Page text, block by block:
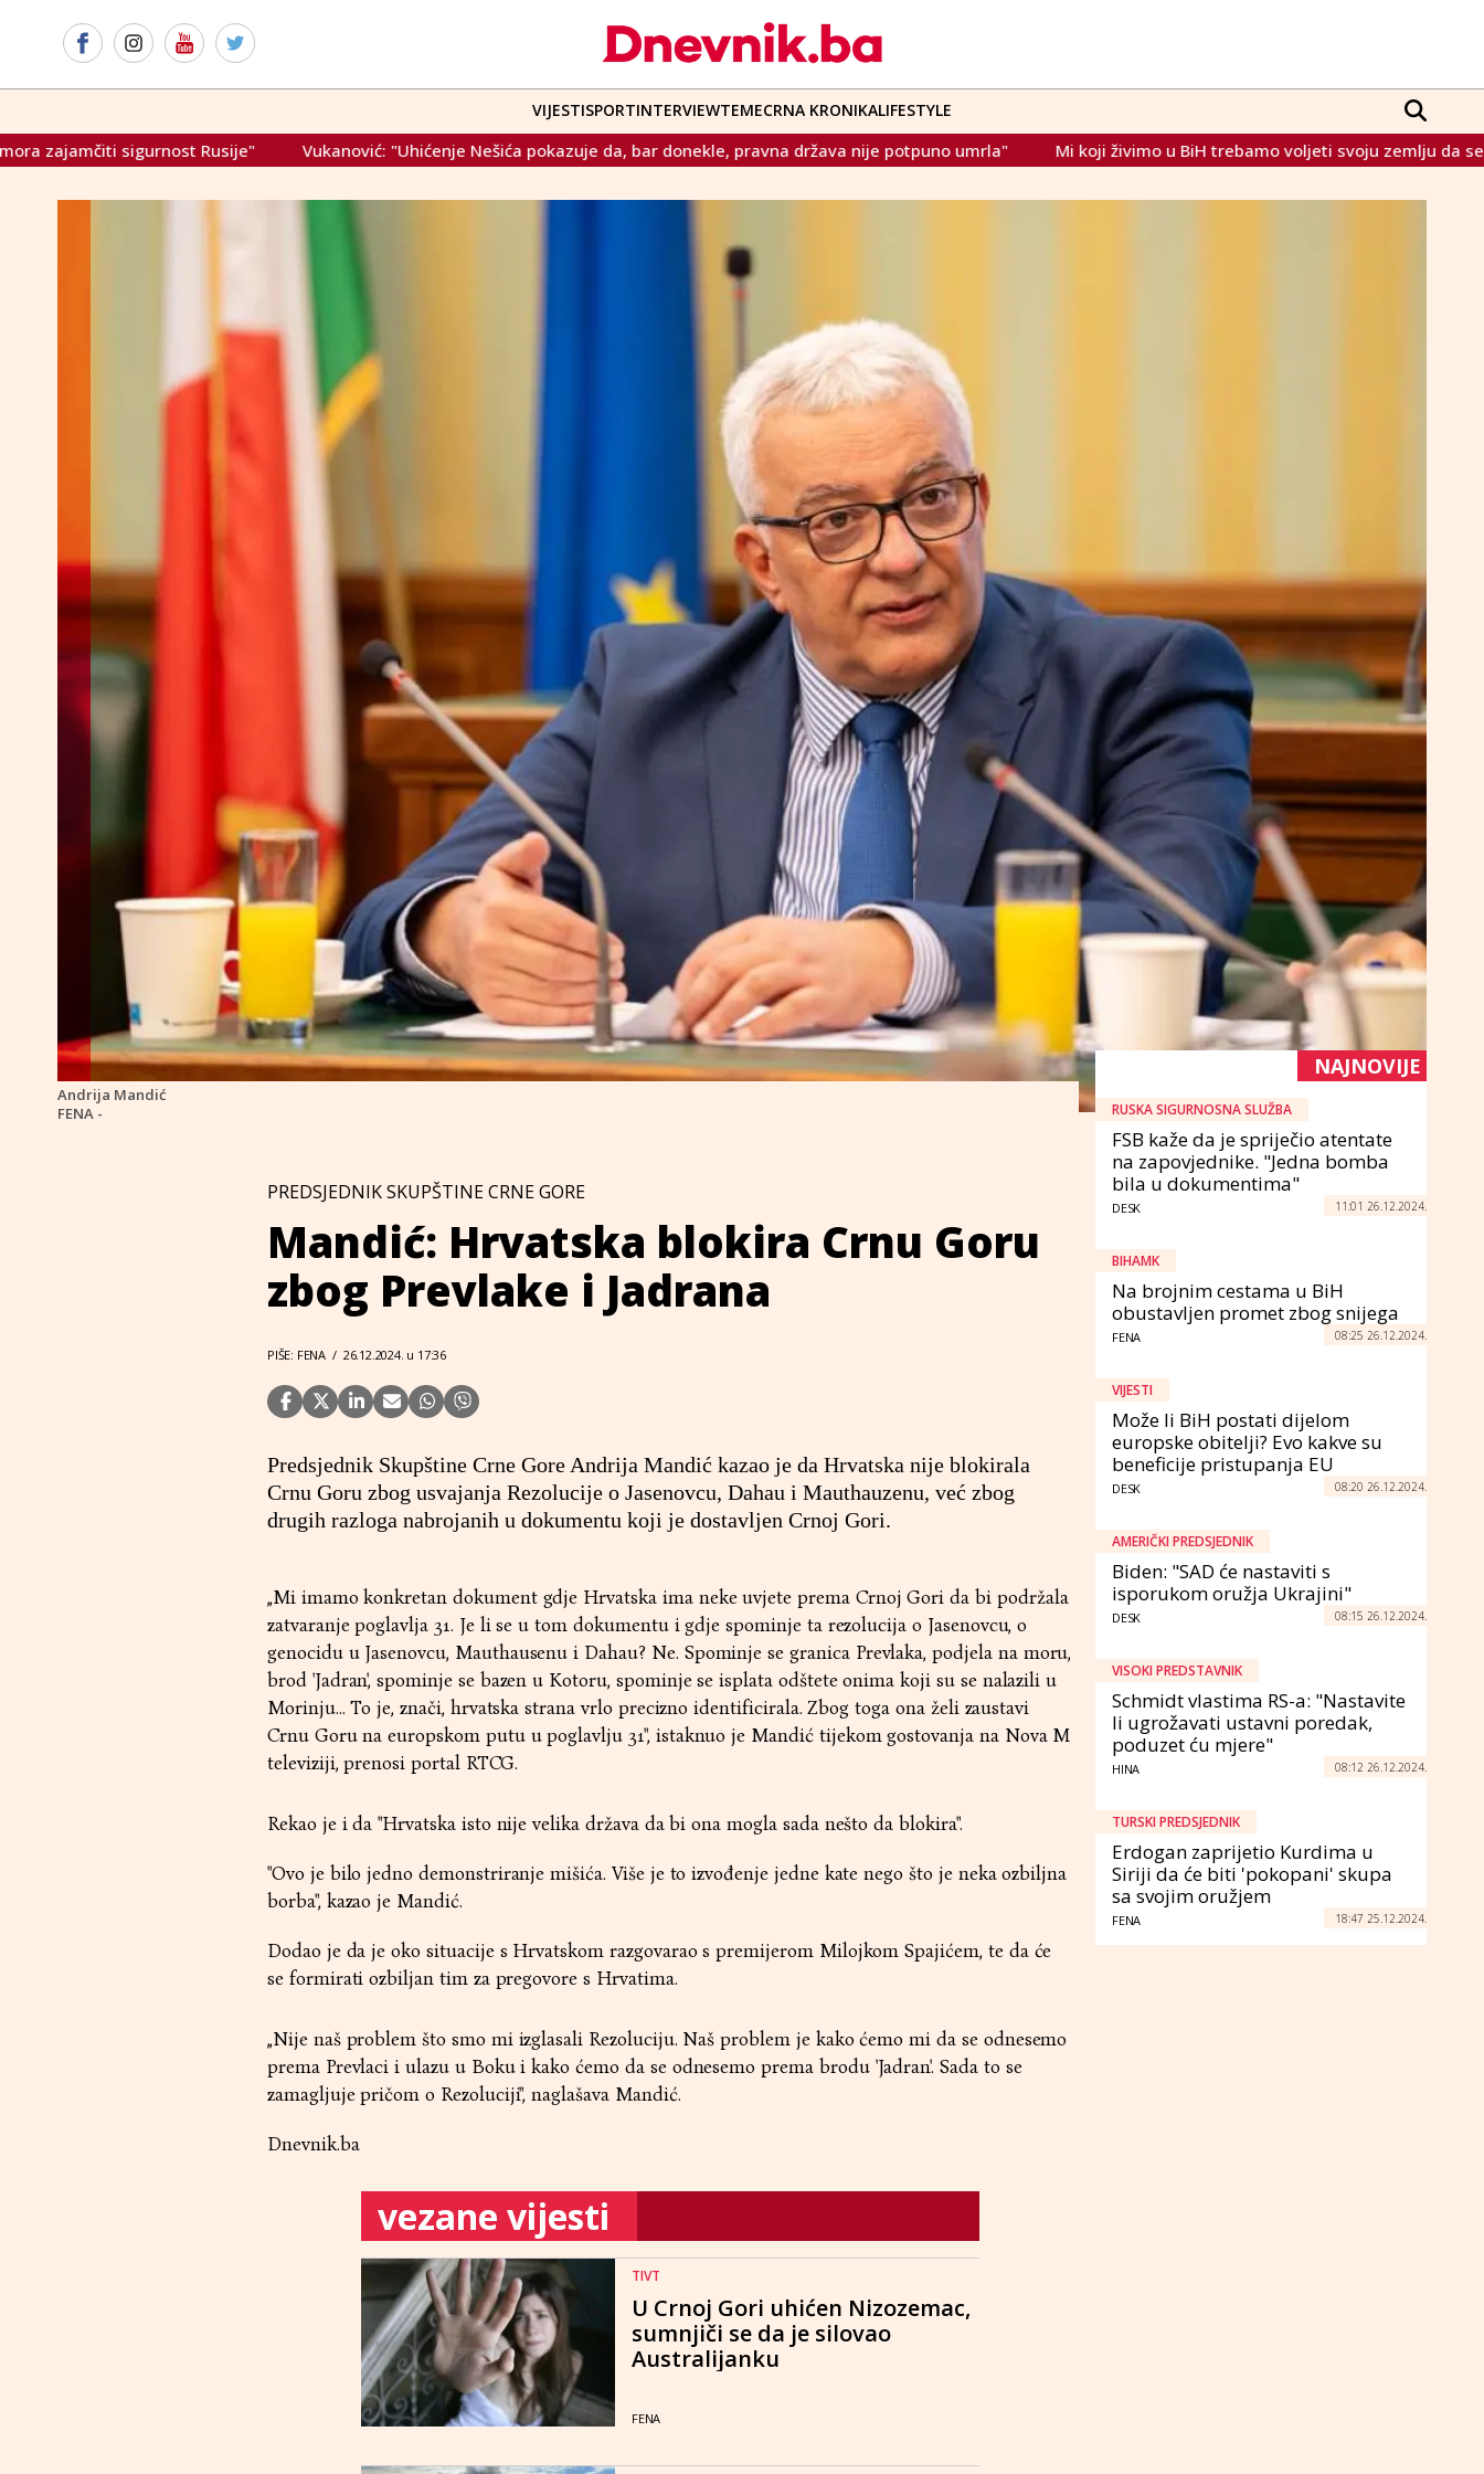
VIJESTISPORTINTERVIEWTEMECRNA KRONIKALIFESTYLE
Rusije" Vukanović: "Uhićenje Nešića pokazuje da, bar donekle, pravna država nije potpuno umrla" Mi koji živimo u BiH trebamo voljeti svoju zemlju da se svaki čovjek i narod
Andrija Mandić
FENA -
PREDSJEDNIK SKUPŠTINE CRNE GORE
Mandić: Hrvatska blokira Crnu Goru
zbog Prevlake i Jadrana
PIŠE: FENA / 26.12.2024. u 17:36
Predsjednik Skupštine Crne Gore Andrija Mandić kazao je da Hrvatska nije blokirala
Crnu Goru zbog usvajanja Rezolucije o Jasenovcu, Dahau i Mauthauzenu, već zbog
drugih razloga nabrojanih u dokumentu koji je dostavljen Crnoj Gori.
„Mi imamo konkretan dokument gdje Hrvatska ima neke uvjete prema Crnoj Gori da bi podržala
zatvaranje poglavlja 31. Je li se u tom dokumentu i gdje spominje ta rezolucija o Jasenovcu, o
genocidu u Jasenovcu, Mauthausenu i Dahau? Ne. Spominje se granica Prevlaka, podjela na moru,
brod 'Jadran', spominje se bazen u Kotoru, spominje se isplata odštete onima koji su se nalazili u
Morinju... To je, znači, hrvatska strana vrlo precizno identificirala. Zbog toga ona želi zaustavi
Crnu Goru na europskom putu u poglavlju 31", istaknuo je Mandić tijekom gostovanja na Nova M
televiziji, prenosi portal RTCG.
Rekao je i da "Hrvatska isto nije velika država da bi ona mogla sada nešto da blokira".
"Ovo je bilo jedno demonstriranje mišića. Više je to izvođenje jedne kate nego što je neka ozbiljna
borba", kazao je Mandić.
Dodao je da je oko situacije s Hrvatskom razgovarao s premijerom Milojkom Spajićem, te da će
se formirati ozbiljan tim za pregovore s Hrvatima.
„Nije naš problem što smo mi izglasali Rezoluciju. Naš problem je kako ćemo mi da se odnesemo
prema Prevlaci i ulazu u Boku i kako ćemo da se odnesemo prema brodu 'Jadran'. Sada to se
zamagljuje pričom o Rezoluciji", naglašava Mandić.
Dnevnik.ba
vezane vijesti
TIVT
U Crnoj Gori uhićen Nizozemac,
sumnjiči se da je silovao
Australijanku
FENA
NAJNOVIJE
RUSKA SIGURNOSNA SLUŽBA
FSB kaže da je spriječio atentate
na zapovjednike. "Jedna bomba
bila u dokumentima"
DESK 11:01 26.12.2024.
BIHAMK
Na brojnim cestama u BiH
obustavljen promet zbog snijega
FENA 08:25 26.12.2024.
VIJESTI
Može li BiH postati dijelom
europske obitelji? Evo kakve su
beneficije pristupanja EU
DESK 08:20 26.12.2024.
AMERIČKI PREDSJEDNIK
Biden: "SAD će nastaviti s
isporukom oružja Ukrajini"
DESK 08:15 26.12.2024.
VISOKI PREDSTAVNIK
Schmidt vlastima RS-a: "Nastavite
li ugrožavati ustavni poredak,
poduzet ću mjere"
HINA 08:12 26.12.2024.
TURSKI PREDSJEDNIK
Erdogan zaprijetio Kurdima u
Siriji da će biti 'pokopani' skupa
sa svojim oružjem
FENA 18:47 25.12.2024.